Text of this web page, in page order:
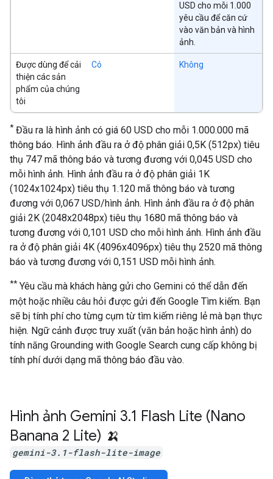
USD cho mỗi 1.000
yêu cầu để căn cứ
vào văn bản và hình
ảnh.
Được dùng để cải
thiện các sản
phẩm của chúng
tôi
Có Không
* Đầu ra là hình ảnh có giá 60 USD cho mỗi 1.000.000 mã
thông báo. Hình ảnh đầu ra ở độ phân giải 0,5K (512px) tiêu
thụ 747 mã thông báo và tương đương với 0,045 USD cho
mỗi hình ảnh. Hình ảnh đầu ra ở độ phân giải 1K
(1024x1024px) tiêu thụ 1.120 mã thông báo và tương
đương với 0,067 USD/hình ảnh. Hình ảnh đầu ra ở độ phân
giải 2K (2048x2048px) tiêu thụ 1680 mã thông báo và
tương đương với 0,101 USD cho mỗi hình ảnh. Hình ảnh đầu
ra ở độ phân giải 4K (4096x4096px) tiêu thụ 2520 mã thông
báo và tương đương với 0,151 USD mỗi hình ảnh.
** Yêu cầu mà khách hàng gửi cho Gemini có thể dẫn đến
một hoặc nhiều câu hỏi được gửi đến Google Tìm kiếm. Bạn
sẽ bị tính phí cho từng cụm từ tìm kiếm riêng lẻ mà bạn thực
hiện. Ngữ cảnh được truy xuất (văn bản hoặc hình ảnh) do
tính năng Grounding with Google Search cung cấp không bị
tính phí dưới dạng mã thông báo đầu vào.
Hình ảnh Gemini 3.1 Flash Lite (Nano
Banana 2 Lite) 🍌
gemini-3.1-flash-lite-image